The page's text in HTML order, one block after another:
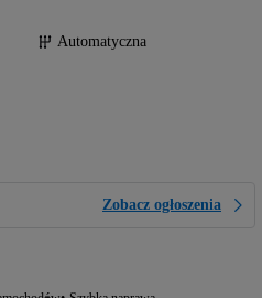
Automatyczna
Zobacz ogłoszenia